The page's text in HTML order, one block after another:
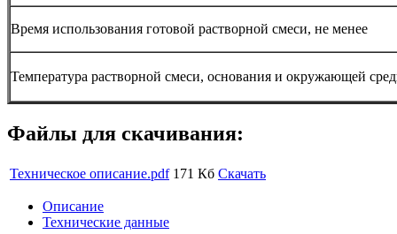
Время использования готовой растворной смеси, не менее
Температура растворной смеси, основания и окружающей
Файлы для скачивания:
Техническое описание.pdf 171 Кб Скачать
Описание
Технические данные